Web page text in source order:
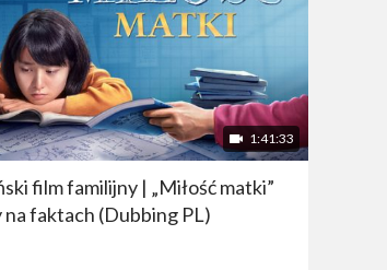
1:41:33
film familijny | „Miłość matki”
na faktach (Dubbing PL)